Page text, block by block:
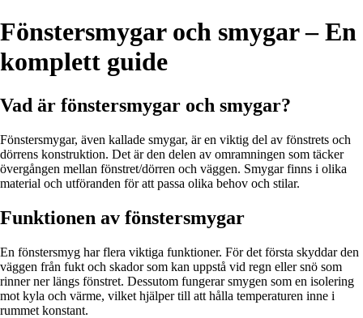
Fönstersmygar och smygar – En
komplett guide
Vad är fönstersmygar och smygar?
Fönstersmygar, även kallade smygar, är en viktig del av fönstrets och
dörrens konstruktion. Det är den delen av omramningen som täcker
övergången mellan fönstret/dörren och väggen. Smygar finns i olika
material och utföranden för att passa olika behov och stilar.
Funktionen av fönstersmygar
En fönstersmyg har flera viktiga funktioner. För det första skyddar den
väggen från fukt och skador som kan uppstå vid regn eller snö som
rinner ner längs fönstret. Dessutom fungerar smygen som en isolering
mot kyla och värme, vilket hjälper till att hålla temperaturen inne i
rummet konstant.